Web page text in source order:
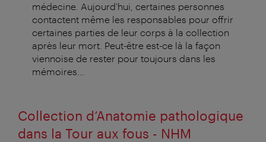
médecine. Aujourd'hui, certaines personnes
contactent même les responsables pour offrir
certaines parties de leur corps à la collection
après leur mort. Peut-être est-ce là la façon
viennoise de rester pour toujours dans les
mémoires...
Collection d’Anatomie pathologique
dans la Tour aux fous - NHM